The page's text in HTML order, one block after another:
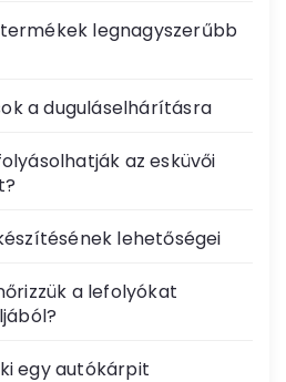
legnagyszerűbb
a duguláselhárításra
az esküvői
lehetőségei
a lefolyókat
egy autókárpit